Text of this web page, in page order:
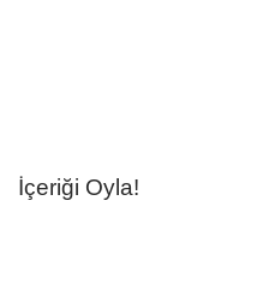
İçeriği Oyla!